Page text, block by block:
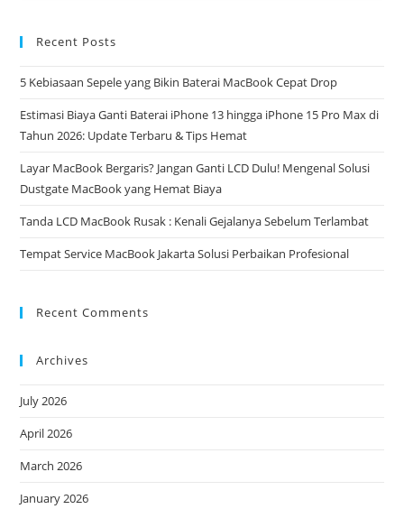
Recent Posts
5 Kebiasaan Sepele yang Bikin Baterai MacBook Cepat Drop
Estimasi Biaya Ganti Baterai iPhone 13 hingga iPhone 15 Pro Max di
Tahun 2026: Update Terbaru & Tips Hemat
Layar MacBook Bergaris? Jangan Ganti LCD Dulu! Mengenal Solusi
Dustgate MacBook yang Hemat Biaya
Tanda LCD MacBook Rusak : Kenali Gejalanya Sebelum Terlambat
Tempat Service MacBook Jakarta Solusi Perbaikan Profesional
Recent Comments
Archives
July 2026
April 2026
March 2026
January 2026